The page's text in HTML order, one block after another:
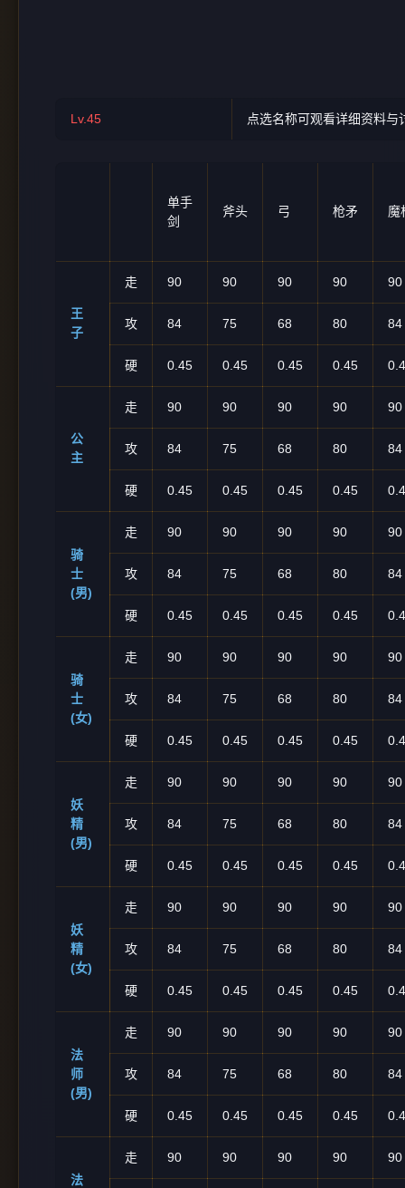
Lv.45 点选名称可观看详细资料与
单手
剑
斧头 弓 枪矛 魔
王
子
走 90 90 90 90 90
攻 84 75 68 80 84
硬 0.45 0.45 0.45 0.45
公
主
走 90 90 90 90 90
攻 84 75 68 80 84
硬 0.45 0.45 0.45 0.45
骑
士
(男)
走 90 90 90 90 90
攻 84 75 68 80 84
硬 0.45 0.45 0.45 0.45
骑
士
(女)
走 90 90 90 90 90
攻 84 75 68 80 84
硬 0.45 0.45 0.45 0.45
妖
精
(男)
走 90 90 90 90 90
攻 84 75 68 80 84
硬 0.45 0.45 0.45 0.45
妖
精
(女)
走 90 90 90 90 90
攻 84 75 68 80 84
硬 0.45 0.45 0.45 0.45
法
师
(男)
走 90 90 90 90 90
攻 84 75 68 80 84
硬 0.45 0.45 0.45 0.45
法
走 90 90 90 90 90